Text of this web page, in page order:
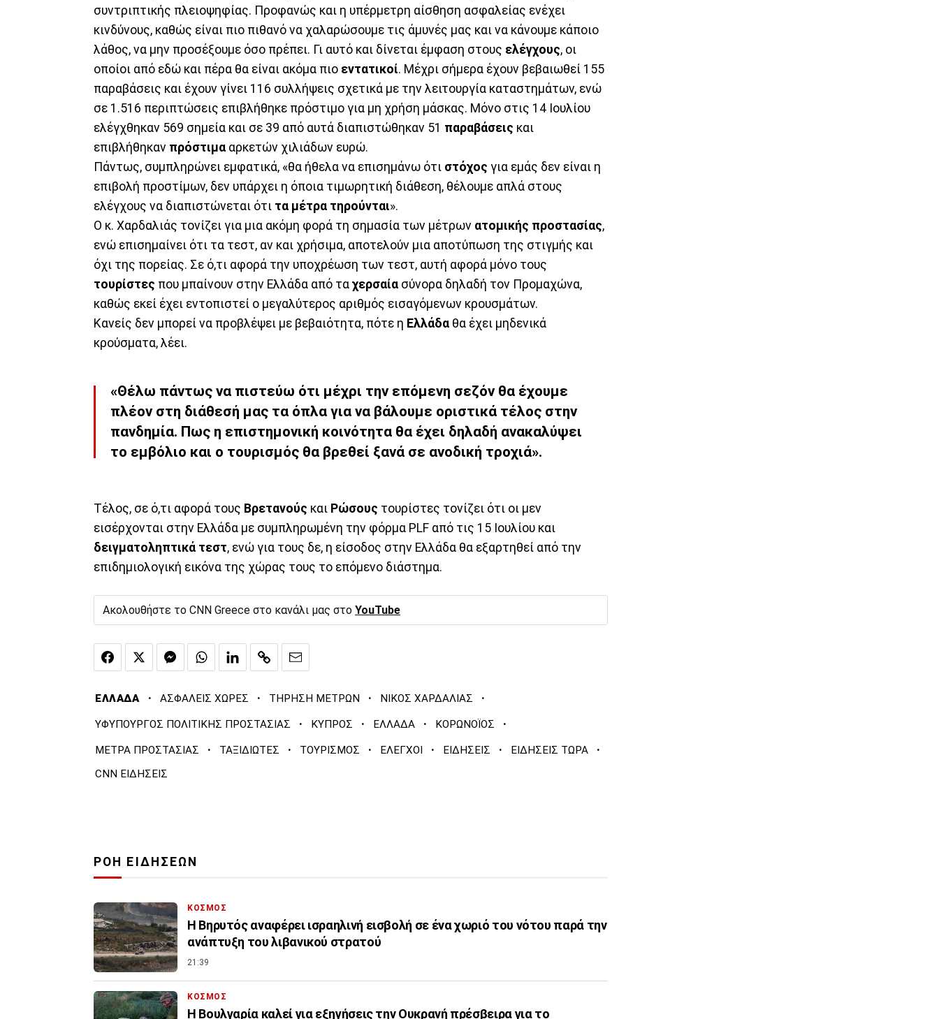
συντριπτικής πλειοψηφίας. Προφανώς και η υπέρμετρη αίσθηση ασφαλείας ενέχει
κινδύνους, καθώς είναι πιο πιθανό να χαλαρώσουμε τις άμυνές μας και να κάνουμε κάποιο
λάθος, να μην προσέξουμε όσο πρέπει. Γι αυτό και δίνεται έμφαση στους ελέγχους, οι
οποίοι από εδώ και πέρα θα είναι ακόμα πιο εντατικοί. Μέχρι σήμερα έχουν βεβαιωθεί 155
παραβάσεις και έχουν γίνει 116 συλλήψεις σχετικά με την λειτουργία καταστημάτων, ενώ
σε 1.516 περιπτώσεις επιβλήθηκε πρόστιμο για μη χρήση μάσκας. Μόνο στις 14 Ιουλίου
ελέγχθηκαν 569 σημεία και σε 39 από αυτά διαπιστώθηκαν 51 παραβάσεις και
επιβλήθηκαν πρόστιμα αρκετών χιλιάδων ευρώ.
Πάντως, συμπληρώνει εμφατικά, «θα ήθελα να επισημάνω ότι στόχος για εμάς δεν είναι η
επιβολή προστίμων, δεν υπάρχει η όποια τιμωρητική διάθεση, θέλουμε απλά στους
ελέγχους να διαπιστώνεται ότι τα μέτρα τηρούνται».
Ο κ. Χαρδαλιάς τονίζει για μια ακόμη φορά τη σημασία των μέτρων ατομικής προστασίας,
ενώ επισημαίνει ότι τα τεστ, αν και χρήσιμα, αποτελούν μια αποτύπωση της στιγμής και
όχι της πορείας. Σε ό,τι αφορά την υποχρέωση των τεστ, αυτή αφορά μόνο τους
τουρίστες που μπαίνουν στην Ελλάδα από τα χερσαία σύνορα δηλαδή τον Προμαχώνα,
καθώς εκεί έχει εντοπιστεί ο μεγαλύτερος αριθμός εισαγόμενων κρουσμάτων.
Κανείς δεν μπορεί να προβλέψει με βεβαιότητα, πότε η Ελλάδα θα έχει μηδενικά
κρούσματα, λέει.
«Θέλω πάντως να πιστεύω ότι μέχρι την επόμενη σεζόν θα έχουμε
πλέον στη διάθεσή μας τα όπλα για να βάλουμε οριστικά τέλος στην
πανδημία. Πως η επιστημονική κοινότητα θα έχει δηλαδή ανακαλύψει
το εμβόλιο και ο τουρισμός θα βρεθεί ξανά σε ανοδική τροχιά».
Τέλος, σε ό,τι αφορά τους Βρετανούς και Ρώσους τουρίστες τονίζει ότι οι μεν
εισέρχονται στην Ελλάδα με συμπληρωμένη την φόρμα PLF από τις 15 Ιουλίου και
δειγματοληπτικά τεστ, ενώ για τους δε, η είσοδος στην Ελλάδα θα εξαρτηθεί από την
επιδημιολογική εικόνα της χώρας τους το επόμενο διάστημα.
Ακολουθήστε το CNN Greece στο κανάλι μας στο YouTube
ΕΛΛΑΔΑ · ΑΣΦΑΛΕΙΣ ΧΩΡΕΣ · ΤΗΡΗΣΗ ΜΕΤΡΩΝ · ΝΙΚΟΣ ΧΑΡΔΑΛΙΑΣ ·
ΥΦΥΠΟΥΡΓΟΣ ΠΟΛΙΤΙΚΗΣ ΠΡΟΣΤΑΣΙΑΣ · ΚΥΠΡΟΣ · ΕΛΛΑΔΑ · ΚΟΡΩΝΟΪΟΣ ·
ΜΕΤΡΑ ΠΡΟΣΤΑΣΙΑΣ · ΤΑΞΙΔΙΩΤΕΣ · ΤΟΥΡΙΣΜΟΣ · ΕΛΕΓΧΟΙ · ΕΙΔΗΣΕΙΣ · ΕΙΔΗΣΕΙΣ ΤΩΡΑ ·
CNN ΕΙΔΗΣΕΙΣ
ΡΟΗ ΕΙΔΗΣΕΩΝ
ΚΟΣΜΟΣ
Η Βηρυτός αναφέρει ισραηλινή εισβολή σε ένα χωριό του νότου παρά την
ανάπτυξη του λιβανικού στρατού
21:39
ΚΟΣΜΟΣ
Η Βουλγαρία καλεί για εξηγήσεις την Ουκρανή πρέσβειρα για το